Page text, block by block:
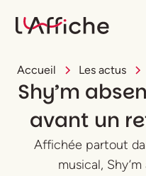
Accueil Les actus
Shy’m
avant un
Affichée partout
musical,